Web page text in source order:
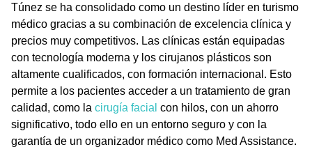
Túnez se ha consolidado como un destino líder en turismo
médico gracias a su combinación de excelencia clínica y
precios muy competitivos. Las clínicas están equipadas
con tecnología moderna y los cirujanos plásticos son
altamente cualificados, con formación internacional. Esto
permite a los pacientes acceder a un tratamiento de gran
calidad, como la cirugía facial con hilos, con un ahorro
significativo, todo ello en un entorno seguro y con la
garantía de un organizador médico como Med Assistance.